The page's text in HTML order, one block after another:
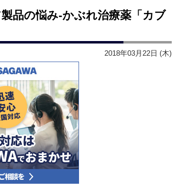
品の悩み‐かぶれ治療薬「カブ
2018年03月22日 (木)